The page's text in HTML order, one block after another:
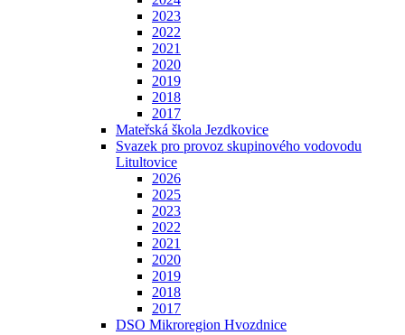
2023
2022
2021
2020
2019
2018
2017
Mateřská škola Jezdkovice
Svazek pro provoz skupinového vodovodu
Litultovice
2026
2025
2023
2022
2021
2020
2019
2018
2017
DSO Mikroregion Hvozdnice